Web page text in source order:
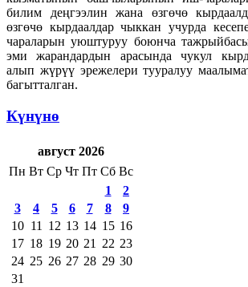
билим деңгээлин жана өзгөчө
өзгөчө кырдаалдар чыккан учурда
чараларын уюштуруу боюнча
эми жарандардын арасында чукул
алып жүрүү эрежелери тууралуу
багытталган.
Күнүнө
август 2026
Пн Вт Ср Чт Пт Сб Вс
1
2
3
4 5 6 7 8
9
10 11 12 13 14 15 16
17 18 19 20 21 22 23
24 25 26 27 28 29 30
31